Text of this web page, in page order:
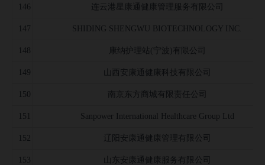
146 连云港星康通健康管理服务有限公司
147 SHIDING SHENGWU BIOTECHNOLOGY INC.
148 康纳护理站(宁波)有限公司
149 山西安康通健康科技有限公司
150 南京东方商城有限责任公司
151 Sanpower International Healthcare Group Ltd
152 辽阳安康通健康管理有限公司
153 山东安康通健康服务有限公司